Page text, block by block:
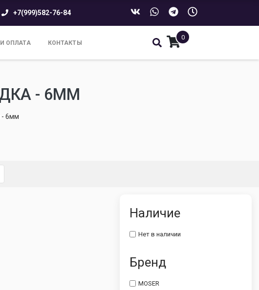
+7(999)582-76-84
ОПЛАТА КОНТАКТЫ
0
- 6ММ
- 6мм
Наличие
Нет в наличии
Бренд
MOSER